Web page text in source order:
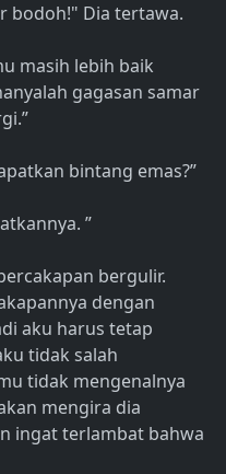
bodoh!" Dia tertawa.
masih lebih baik
gagasan samar
bintang emas?”
”
bergulir.
dengan
aku harus tetap
tidak salah
tidak mengenalnya
mengira dia
ingat terlambat bahwa